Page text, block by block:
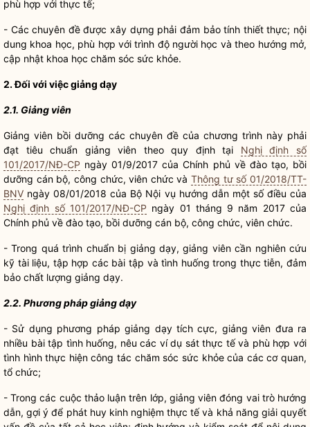
phù hợp với thực tế;
- Các chuyên đề được xây dựng phải đảm bảo tính thiết thực; nội
dung khoa học, phù hợp với trình độ người học và theo hướng mở,
cập nhật khoa học chăm sóc sức khỏe.
2. Đối với việc giảng dạy
2.1. Giảng viên
Giảng viên bồi dưỡng các chuyên đề của chương trình này phải
đạt tiêu chuẩn giảng viên theo quy định tại Nghị định số
101/2017/NĐ-CP ngày 01/9/2017 của Chính phủ về đào tạo, bồi
dưỡng cán bộ, công chức, viên chức vàThông tư số 01/2018/TT-
BNV ngày 08/01/2018 của Bộ Nội vụ hướng dẫn một số điều của
Nghị định số 101/2017/NĐ-CP ngày 01 tháng 9 năm 2017 của
Chính phủ về đào tạo, bồi dưỡng cán bộ, công chức, viên chức.
- Trong quá trình chuẩn bị giảng dạy, giảng viên cần nghiên cứu
kỹ tài liệu, tập hợp các bài tập và tình huống trong thực tiễn, đảm
bảo chất lượng giảng dạy.
2.2. Phương pháp giảng dạy
- Sử dụng phương pháp giảng dạy tích cực, giảng viên đưa ra
nhiều bài tập tình huống, nêu các ví dụ sát thực tế và phù hợp với
tình hình thực hiệncông tác chăm sóc sức khỏe của các cơ quan,
tổ chức;
- Trong các cuộc thảo luận trên lớp, giảng viên đóng vai trò hướng
dẫn, gợi ý để phát huy kinh nghiệm thực tế và khả năng giải quyết